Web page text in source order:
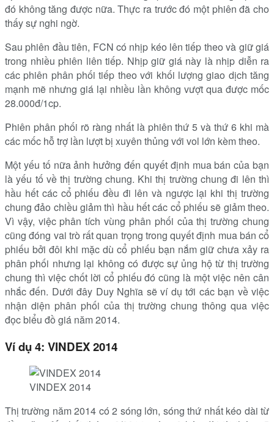
đó không tăng được nữa. Thực ra trước đó một phiên đã cho
thấy sự nghi ngờ.
Sau phiên đầu tiên, FCN có nhịp kéo lên tiếp theo và giữ giá
trong nhiều phiên liên tiếp. Nhịp giữ giá này là nhịp diễn ra
các phiên phân phối tiếp theo với khối lượng giao dịch tăng
mạnh mẽ nhưng giá lại nhiều lần không vượt qua được mốc
28.000đ/1cp.
Phiên phân phối rõ ràng nhất là phiên thứ 5 và thứ 6 khi mà
các mốc hỗ trợ lần lượt bị xuyên thủng với vol lớn kèm theo.
Một yếu tố nữa ảnh hưởng đến quyết định mua bán của bạn
là yếu tố về thị trường chung. Khi thị trường chung đi lên thì
hầu hết các cổ phiếu đều đi lên và ngược lại khi thị trường
chung đảo chiều giảm thì hầu hết các cổ phiếu sẽ giảm theo.
Vì vậy, việc phân tích vùng phân phối của thị trường chung
cũng đóng vai trò rất quan trọng trong quyết định mua bán cổ
phiếu bởi đôi khi mặc dù cổ phiếu bạn nắm giữ chưa xảy ra
phân phối nhưng lại không có được sự ủng hộ từ thị trường
chung thì việc chốt lời cổ phiếu đó cũng là một việc nên cân
nhắc đến. Dưới đây Duy Nghĩa sẽ ví dụ tới các bạn về việc
nhận diện phân phối của thị trường chung thông qua việc
đọc biểu đồ giá năm 2014.
Ví dụ 4: VINDEX 2014
VINDEX 2014
Thị trường năm 2014 có 2 sóng lớn, sóng thứ nhất kéo dài từ